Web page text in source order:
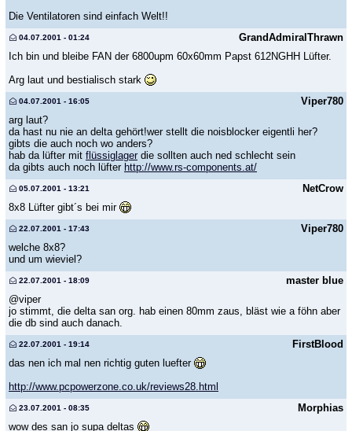
Die Ventilatoren sind einfach Welt!!
GrandAdmiralThrawn
04.07.2001 - 01:24
Ich bin und bleibe FAN der 6800upm 60x60mm Papst 612NGHH Lüfter.
Arg laut und bestialisch stark
Viper780
04.07.2001 - 16:05
arg laut?
da hast nu nie an delta gehört!wer stellt die noisblocker eigentli her?
gibts die auch noch wo anders?
hab da lüfter mit flüssiglager die sollten auch ned schlecht sein
da gibts auch noch lüfter http://www.rs-components.at/
NetCrow
05.07.2001 - 13:21
8x8 Lüfter gibt´s bei mir
Viper780
22.07.2001 - 17:43
welche 8x8?
und um wieviel?
master blue
22.07.2001 - 18:09
@viper
jo stimmt, die delta san org. hab einen 80mm zaus, bläst wie a föhn aber
die db sind auch danach.
FirstBlood
22.07.2001 - 19:14
das nen ich mal nen richtig guten luefter
http://www.pcpowerzone.co.uk/reviews28.html
Morphias
23.07.2001 - 08:35
wow des san jo supa deltas